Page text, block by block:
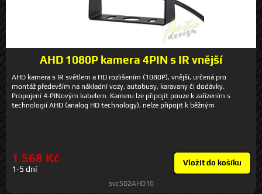
AHD 1080P kamera 4PIN s IR vnější
AHD kamera s IR světlem a HD rozlišením (1080P), vnější, určená pro
montáž především na nákladní vozy, autobusy, karavany či dodávky.
Propojení 4-PINovým kabelem. Kameru lze připojit pouze k zařízením s
technologií AHD (analog HD technology), nelze připojit k běžným
montážního úhlu • rozměry: 72 x 42 x 63 mm • připojení 4pin konektor (lze
připojit pouze k monitorům a kabelům se 4pin konektorem a AHD vstupem)
• napájecí napětí 12 V
1 568 Kč
1-5 dní
Vložit do košíku
svc502AHD10